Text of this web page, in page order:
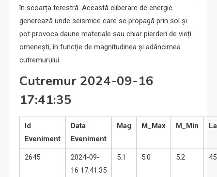
în scoarța terestră. Această eliberare de energie
generează unde seismice care se propagă prin sol și
pot provoca daune materiale sau chiar pierderi de vieți
omenești, în funcție de magnitudinea și adâncimea
cutremurului.
Cutremur 2024-09-16
17:41:35
Id
Eveniment
Data
Eveniment
Mag M_Max M_Min
2645
2024-09-
16 17:41:35
5.1 5.0 5.2